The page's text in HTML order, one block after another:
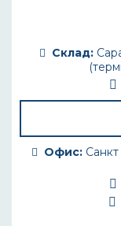
Склад:
Офис:Санкт